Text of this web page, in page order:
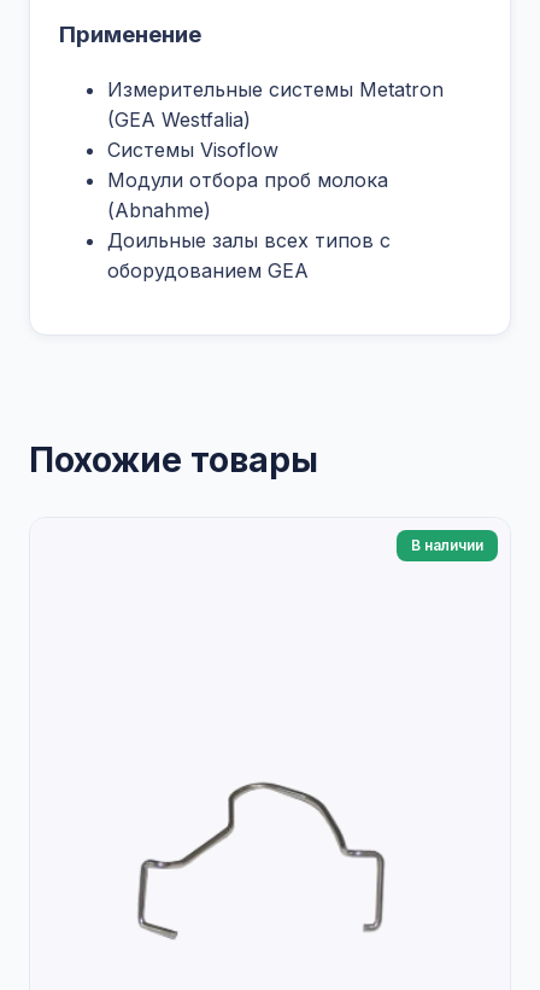
Применение
Измерительные системы Metatron
(GEA Westfalia)
Системы Visoflow
Модули отбора проб молока
(Abnahme)
Доильные залы всех типов с
оборудованием GEA
Похожие товары
В наличии